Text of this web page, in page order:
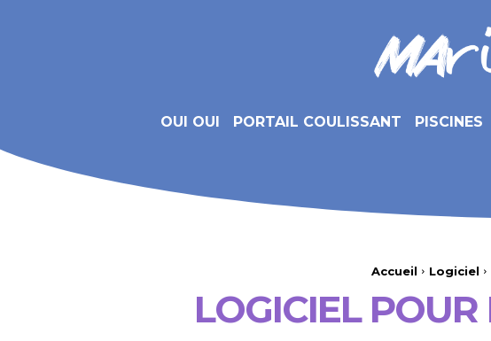
OUI OUI PORTAIL COULISSANT PISCINES
Accueil Logiciel
LOGICIEL POUR